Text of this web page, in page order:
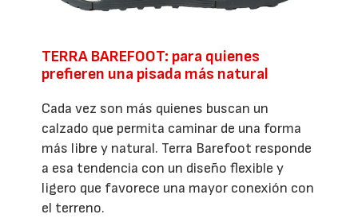
TERRA BAREFOOT: para quienes
prefieren una pisada más natural
Cada vez son más quienes buscan un
calzado que permita caminar de una forma
más libre y natural. Terra Barefoot responde
a esa tendencia con un diseño flexible y
ligero que favorece una mayor conexión con
el terreno.